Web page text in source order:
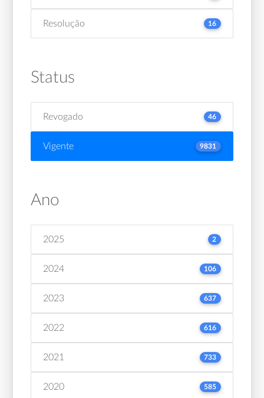
Resolução 16
Status
Revogado 46
Vigente 9831
Ano
2025 2
2024 106
2023 637
2022 616
2021 733
2020 585